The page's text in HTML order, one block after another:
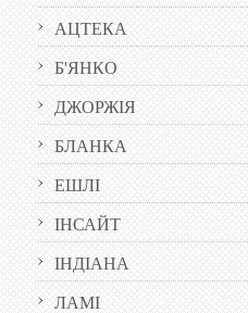
АЦТЕКА
Б'ЯНКО
ДЖОРЖІЯ
БЛАНКА
ЕШЛІ
ІНСАЙТ
ІНДІАНА
ЛАМІ